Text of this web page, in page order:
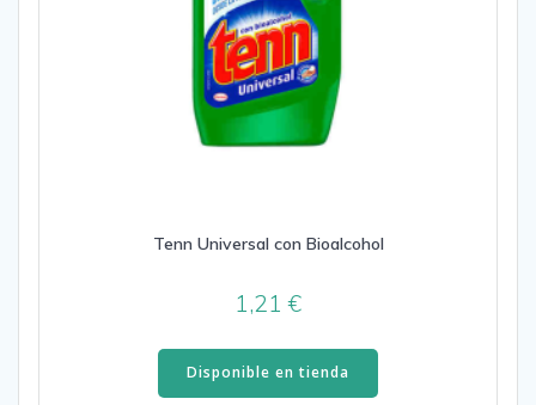
Tenn Universal con Bioalcohol
1,21€
Disponible en tienda